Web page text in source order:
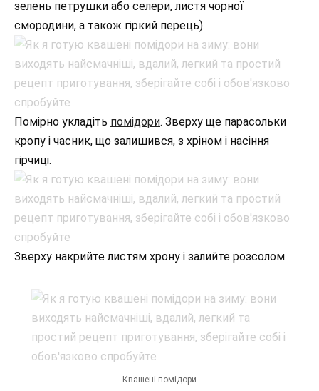
зелень петрушки або селери, листя чорної
смородини, а також гіркий перець).
Помірно укладіть помідори. Зверху ще парасольки
кропу і часник, що залишився, з хріном і насіння
гірчиці.
Зверху накрийте листям хрону і залийте розсолом.
Квашені помідори